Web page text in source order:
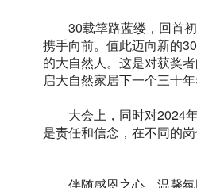
30载筚路蓝缕，回首
携手向前。值此迈向新的
的大自然人。这是对获奖
启大自然家居下一个三十年
大会上，同时对2024
是责任和信念，在不同的